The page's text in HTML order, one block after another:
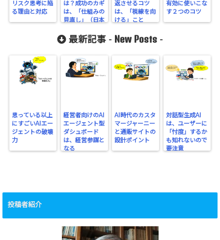
リスク思考に陥
る理由と対応
は？成功のカギ
は、「仕組みの
見直し」（日本
返させるコツ
は、「視線を向
ける」こと
有効に使いこな
す２つのコツ
最新記事 - New Posts -
思っている以上
にすごいAIエー
ジェントの破壊
力
経営者向けのAI
エージェント型
ダシュボード
は、経営参謀と
なる
AI時代のカスタ
マージャーニー
と通販サイトの
設計ポイント
対話型生成AI
は、ユーザーに
「忖度」するか
も知れないので
要注意
投稿者紹介